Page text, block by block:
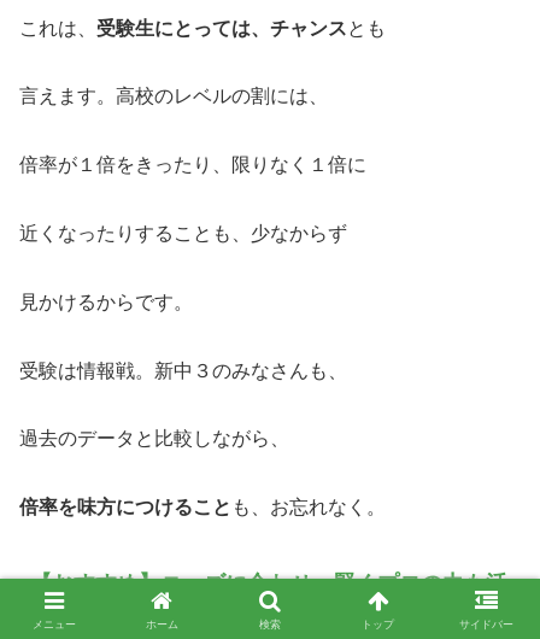
これは、 受験生にとっては、チャンスとも
言えます。高校のレベルの割には、
倍率が１倍をきったり、限りなく１倍に
近くなったりすることも、少なからず
見かけるからです。
受験は情報戦。新中３のみなさんも、
過去のデータと比較しながら、
倍率を味方につけること も、お忘れなく。
【おすすめ】ニーズに合わせ、賢くプロの力も活
用
メニュー ホーム 検索 トップ サイドバー